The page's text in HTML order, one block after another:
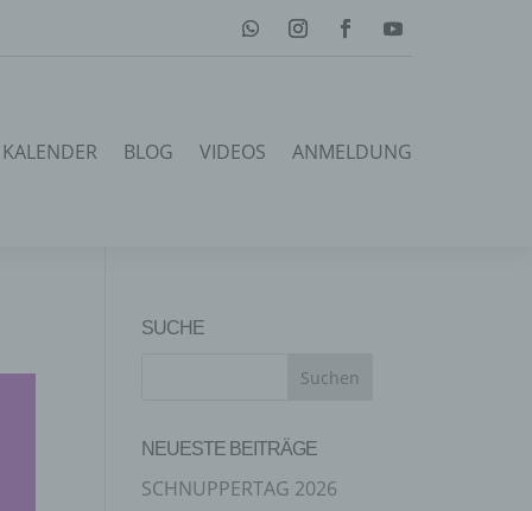
KALENDER BLOG VIDEOS ANMELDUNG
SUCHE
NEUESTE BEITRÄGE
SCHNUPPERTAG 2026